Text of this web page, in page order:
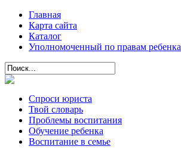
Главная
Карта сайта
Каталог
Уполномоченный по правам ребенка
Спроси юриста
Твой словарь
Проблемы воспитания
Обучение ребенка
Воспитание в семье